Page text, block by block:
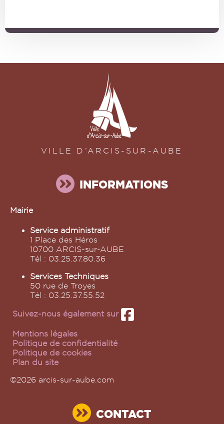
INFORMATIONS
Mairie
Service administratif
1 Place des Héros
10700 ARCIS-sur-AUBE
Tél : 03.25.37.80.36
Services Techniques
50 rue de Troyes
Tél : 03.25.37.55.52
Suivez-nous également sur
Mentions légales
Politique de confidentialité
Politique de cookies
Plan du site
©2026 arcis-sur-aube.com
CONTACT
VILLE D’ARCIS-SUR-AUBE